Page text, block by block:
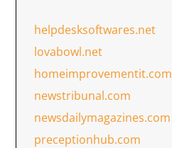
helpdesksoftwares.net
lovabowl.net
homeimprovementit.com
newstribunal.com
newsdailymagazines.com
preceptionhub.com